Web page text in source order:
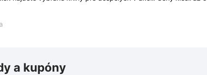
a kupóny